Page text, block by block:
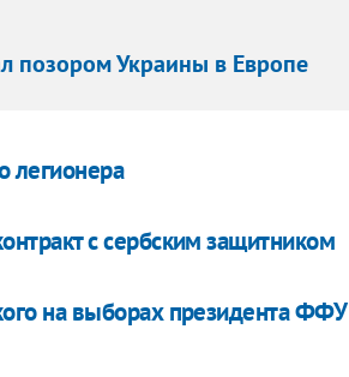
позором Украины в Европе
легионера
с сербским защитником
на выборах президента ФФУ